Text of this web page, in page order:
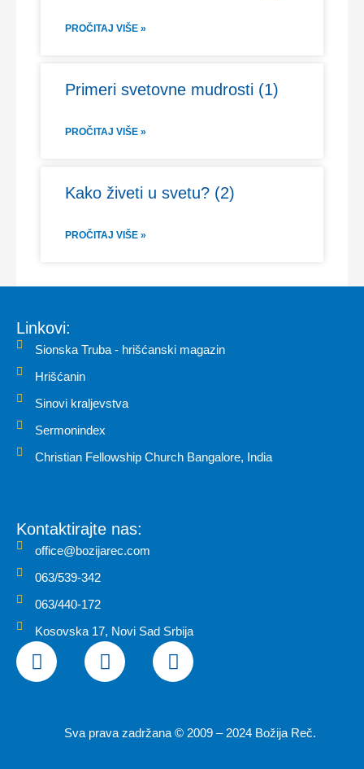
PROČITAJ VIŠE »
Primeri svetovne mudrosti (1)
PROČITAJ VIŠE »
Kako živeti u svetu? (2)
PROČITAJ VIŠE »
Linkovi:
Sionska Truba - hrišćanski magazin
Hrišćanin
Sinovi kraljevstva
Sermonindex
Christian Fellowship Church Bangalore, India
Kontaktirajte nas:
office@bozijarec.com
063/539-342
063/440-172
Kosovska 17, Novi Sad Srbija
F
a
I
n
a
Y
o
u
Sva prava zadržana © 2009 – 2024 Božija Reč.